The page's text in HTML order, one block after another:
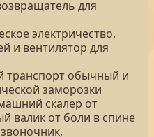
для
электричество,
и вентилятор для
транспорт обычный и
заморозки
скалер от
валик от боли в спине